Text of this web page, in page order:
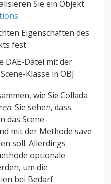
Sie ein Objekt
Eigenschaften des
fest
DAE-Datei mit der
Klasse in OBJ
wie Sie Collada
. Sie sehen, dass
das Scene-
mit der Methode save
soll. Allerdings
optionale
um die
bei Bedarf